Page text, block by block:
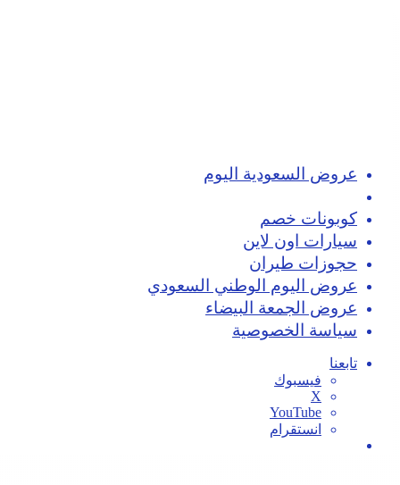
عروض السعودية اليوم
كوبونات خصم
سيارات اون لاين
حجوزات طيران
عروض اليوم الوطني السعودي
عروض الجمعة البيضاء
سياسة الخصوصية
تابعنا
فيسبوك
‫X
‫YouTube
انستقرام